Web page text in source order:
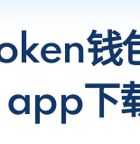
钱
app下